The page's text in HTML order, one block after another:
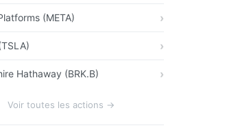
(META)
Hathaway (BRK.B)
Voir toutes les actions →